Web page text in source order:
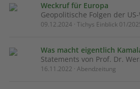
Weckruf für Europa
Geopolitische Folgen der
09.12.2024 · Tichys Einblick 01/
Was macht eigentlich
Statements von Prof. Dr.
16.11.2022 · Abendzeitung